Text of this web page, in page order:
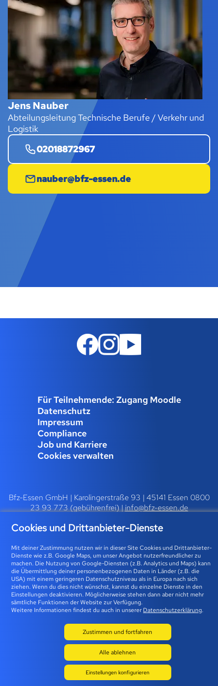
Jens Nauber
Abteilungsleitung Technische Berufe / Verkehr und
Logistik
02018872967
nauber@bfz-essen.de
Für Teilnehmende: Zugang Moodle
Datenschutz
Impressum
Compliance
Job und Karriere
Cookies verwalten
Bfz-Essen GmbH | Karolingerstraße 93 | 45141 Essen 0800
23 93 773 (gebührenfrei) |info@bfz-essen.de
© 2026 BFZ
Zustimmen und fortfahren
Alle ablehnen
Einstellungen konfigurieren
Cookies und Drittanbieter-Dienste
Mit deiner Zustimmung nutzen wir in dieser Site Cookies und Drittanbieter-
Dienste wie z.B. Google Maps, um unser Angebot nutzerfreundlicher zu
machen. Die Nutzung von Google-Diensten (z.B. Analytics und Maps) kann
die Übermittlung deiner personenbezogenen Daten in Länder (z.B. die
USA) mit einem geringeren Datenschutzniveau als in Europa nach sich
ziehen. Wenn du dies nicht wünschst, kannst du einzelne Dienste in den
Einstellungen deaktivieren. Möglicherweise stehen dann aber nicht mehr
sämtliche Funktionen der Website zur Verfügung.
Weitere Informationen findest du auch in unserer Datenschutzerklärung.